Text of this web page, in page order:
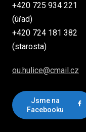
+420 725 934 221
(úřad)
+420 724 181 382
(starosta)
ou.hulice@cmail.cz
Jsme na
Facebooku